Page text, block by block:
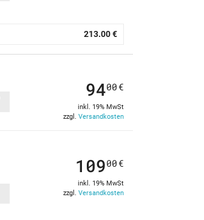
213.00 €
9400 €
inkl. 19% MwSt
zzgl. Versandkosten
10900 €
inkl. 19% MwSt
zzgl. Versandkosten